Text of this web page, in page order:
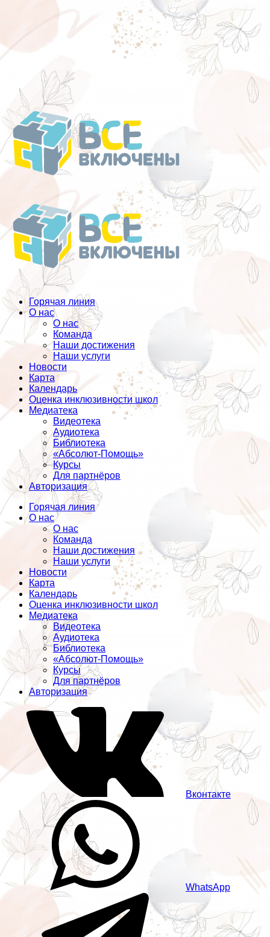
Перейти
к
содержанию
Горячая линия
О нас
О нас
Команда
Наши достижения
Наши услуги
Новости
Карта
Календарь
Оценка инклюзивности школ
Медиатека
Видеотека
Аудиотека
Библиотека
«Абсолют-Помощь»
Курсы
Для партнёров
Авторизация
Горячая линия
О нас
О нас
Команда
Наши достижения
Наши услуги
Новости
Карта
Календарь
Оценка инклюзивности школ
Медиатека
Видеотека
Аудиотека
Библиотека
«Абсолют-Помощь»
Курсы
Для партнёров
Авторизация
Вконтакте
WhatsApp